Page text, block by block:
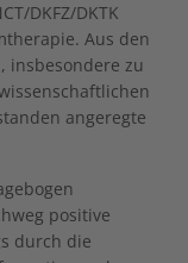
DKFZ/DKTK
Aus den
insbesondere zu
angeregte
positive
durch die